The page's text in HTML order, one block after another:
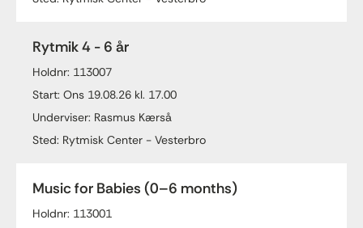
Rytmik 4 - 6 år
Holdnr: 113007
Start: Ons 19.08.26 kl. 17.00
Underviser: Rasmus Kærså
Sted: Rytmisk Center - Vesterbro
Music for Babies (0–6 months)
Holdnr: 113001